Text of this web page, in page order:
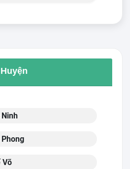
Võ